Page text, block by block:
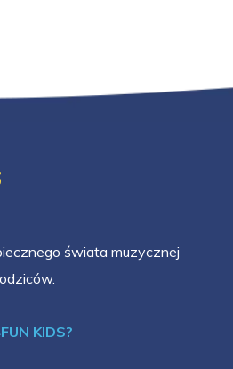
świata muzycznej
KIDS?